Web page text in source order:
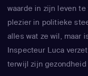
waarde in zijn leven
plezier in politieke
alles wat ze wil, maar
Inspecteur Luca
terwijl zijn